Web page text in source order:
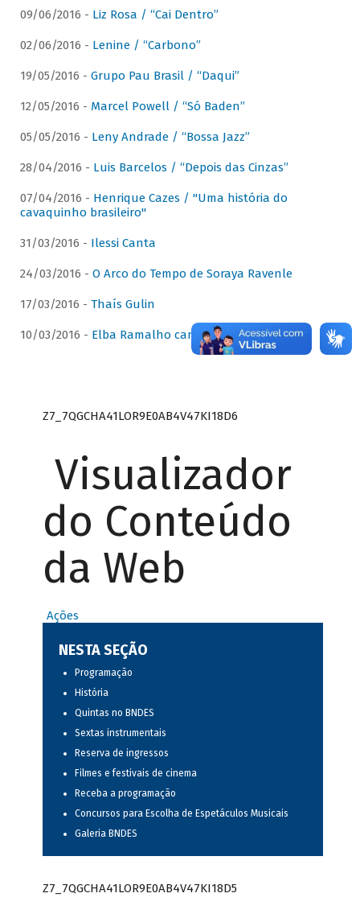
09/06/2016 - Liz Rosa / “Cai Dentro”
02/06/2016 - Lenine / “Carbono”
19/05/2016 - Grupo Pau Brasil / “Daqui”
12/05/2016 - Marcel Powell / “Só Baden”
05/05/2016 - Leny Andrade / “Bossa Jazz”
28/04/2016 - Luis Barcelos / “Depois das Cinzas”
07/04/2016 - Henrique Cazes / "Uma história do
cavaquinho brasileiro"
31/03/2016 - Ilessi Canta
24/03/2016 - O Arco do Tempo de Soraya Ravenle
17/03/2016 - Thaís Gulin
10/03/2016 - Elba Ramalho canta Dominguinhos
Z7_7QGCHA41LOR9E0AB4V47KI18D6
Visualizador
do Conteúdo
da Web
Ações
NESTA SEÇÃO
Programação
História
Quintas no BNDES
Sextas instrumentais
Reserva de ingressos
Filmes e festivais de cinema
Receba a programação
Concursos para Escolha de Espetáculos Musicais
Galeria BNDES
Z7_7QGCHA41LOR9E0AB4V47KI18D5